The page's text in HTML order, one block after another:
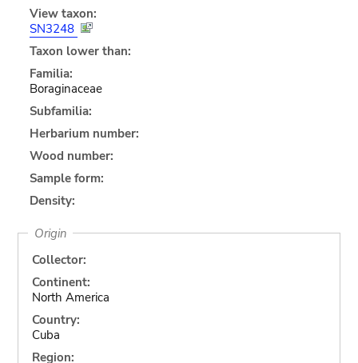
View taxon:
SN3248
Taxon lower than:
Familia:
Boraginaceae
Subfamilia:
Herbarium number:
Wood number:
Sample form:
Density:
Origin
Collector:
Continent:
North America
Country:
Cuba
Region: